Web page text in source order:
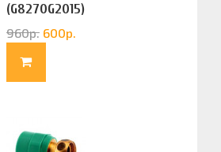
(G8270G2015)
960р. 600р.